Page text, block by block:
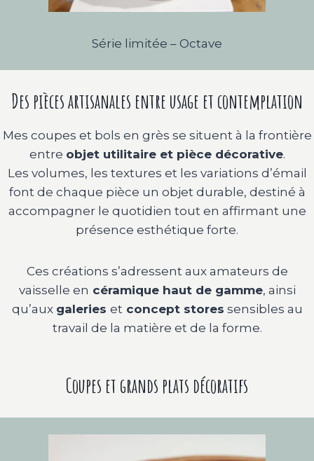
Série limitée – Octave
Des pièces artisanales entre usage et contemplation
Mes coupes et bols en grès se situent à la frontière
entre objet utilitaire et pièce décorative.
Les volumes, les textures et les variations d’émail
font de chaque pièce un objet durable, destiné à
accompagner le quotidien tout en affirmant une
présence esthétique forte.
Ces créations s’adressent aux amateurs de
vaisselle en céramique haut de gamme, ainsi
qu’aux galeries et concept stores sensibles au
travail de la matière et de la forme.
Coupes et grands plats décoratifs